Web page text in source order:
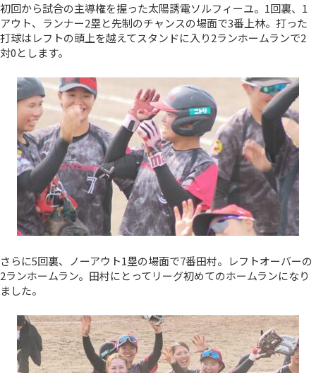
初回から試合の主導権を握った太陽誘電ソルフィーユ。1回裏、1
アウト、ランナー2塁と先制のチャンスの場面で3番上林。打った
打球はレフトの頭上を越えてスタンドに入り2ランホームランで2
対0とします。
さらに5回裏、ノーアウト1塁の場面で7番田村。レフトオーバーの
2ランホームラン。田村にとってリーグ初めてのホームランになり
ました。